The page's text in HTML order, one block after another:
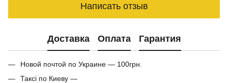
Написать отзыв
Доставка Оплата Гарантия
Новой почтой по Украине — 100грн.
Таксі по Киеву —